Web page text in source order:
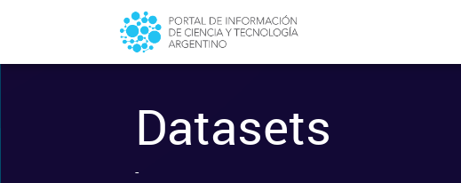
Datasets
-